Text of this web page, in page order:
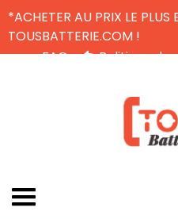
*ACHETER AU PRIX LE PLUS
TOUSBATTERIE.COM !
FAQ
Politique de